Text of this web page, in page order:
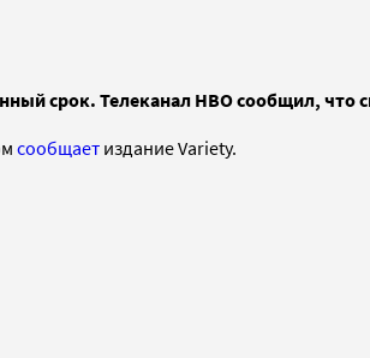
срок. Телеканал HBO сообщил,
сообщает издание Variety.